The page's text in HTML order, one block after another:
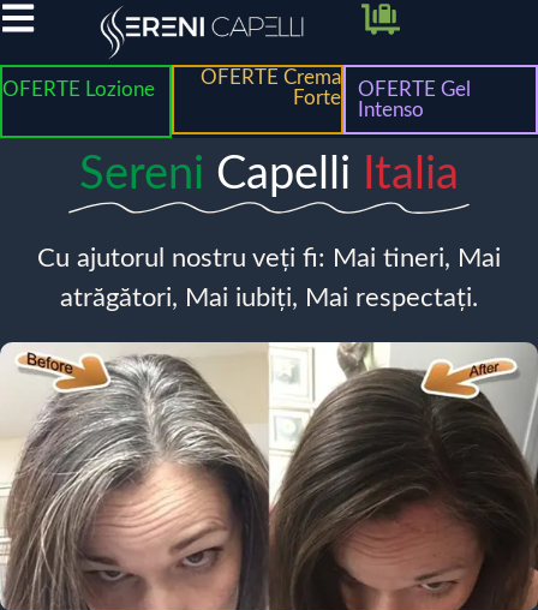
OFERTE Lozione
OFERTE Crema
Forte
OFERTE Gel
Intenso
Sereni Capelli Italia
Cu ajutorul nostru veți fi: Mai tineri, Mai
atrăgători, Mai iubiți, Mai respectați.